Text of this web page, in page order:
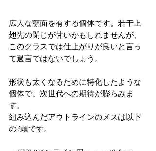
広大な顎面を有する個体です。若干上
翅先の閉じが甘いかもしれませんが、
このクラスでは仕上がりが良いと言っ
て過言ではないでしょう。
形状も太くなるために特化したような
個体で、次世代への期待が膨らみま
す。
組み込んだアウトラインのメスは以下
の4頭です。